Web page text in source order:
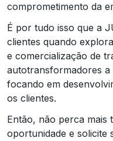
comprometimento da
É por tudo isso que a
clientes quando
e comercialização de
autotransformadores
focando em
os clientes.
Então, não perca mais
oportunidade e solicite